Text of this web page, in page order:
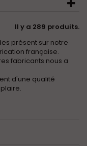
Il y a 289 produits.
présent sur notre
française.
fabricants nous a
d'une qualité